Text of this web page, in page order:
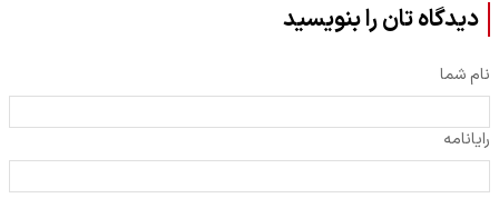
دیدگاه تان را بنویسید
نام شما
رایانامه